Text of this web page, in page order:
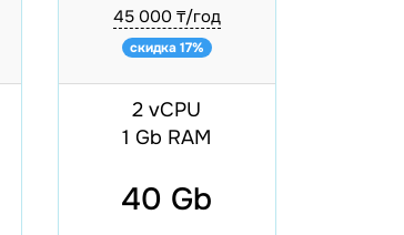
45 000 ₸/год
скидка 17%
2 vCPU
1 Gb RAM
40 Gb